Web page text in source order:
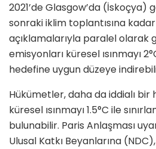
2021’de Glasgow’da
sonraki iklim toplantısına
açıklamalarıyla paralel olarak
emisyonları küresel ısınmayı
hedefine uygun düzeye
Hükümetler, daha da iddialı
küresel ısınmayı 1.5°C ile
bulunabilir. Paris Anlaşması
Ulusal Katkı Beyanlarına